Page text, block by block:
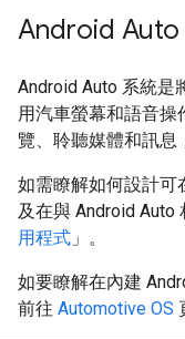
Android Auto
Android Auto 系統是
用汽車螢幕和語音操
覽、聆聽媒體和訊息
如需瞭解如何設計可
及在與 Android Auto
用程式 」。
如要瞭解在內建
前往 Automotive OS